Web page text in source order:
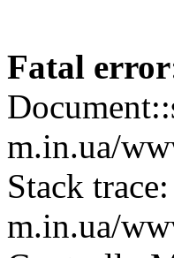
Fatal error
m.in.ua/
Stack
m.in.ua/